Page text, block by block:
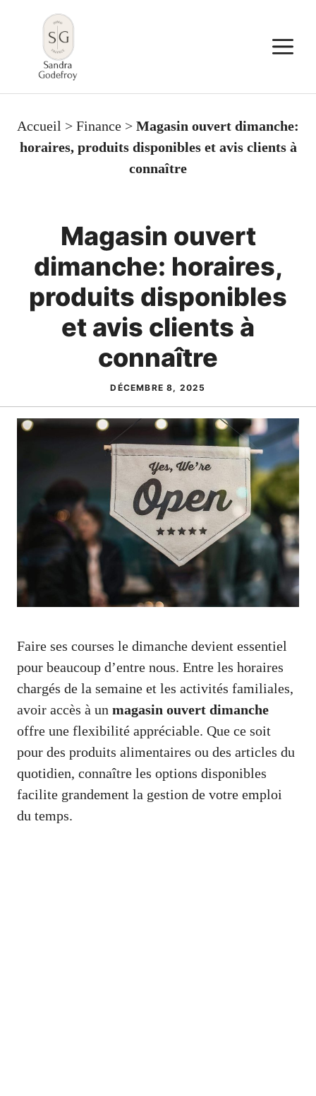
contenu
Accueil > Finance > Magasin ouvert dimanche:
horaires, produits disponibles et avis clients à
connaître
Magasin ouvert
dimanche: horaires,
produits disponibles
et avis clients à
connaître
DÉCEMBRE 8, 2025
Faire ses courses le dimanche devient essentiel
pour beaucoup d’entre nous. Entre les horaires
chargés de la semaine et les activités familiales,
avoir accès à un magasin ouvert dimanche
offre une flexibilité appréciable. Que ce soit
pour des produits alimentaires ou des articles du
quotidien, connaître les options disponibles
facilite grandement la gestion de votre emploi
du temps.